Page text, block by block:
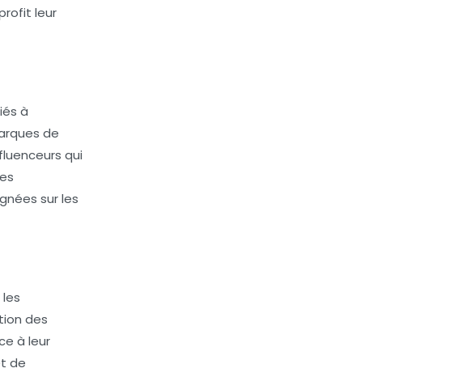
leur
à
de
qui
sur les
des
à leur
de